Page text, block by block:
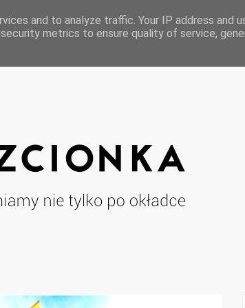
and to analyze traffic. Your IP address and
metrics to ensure quality of service,